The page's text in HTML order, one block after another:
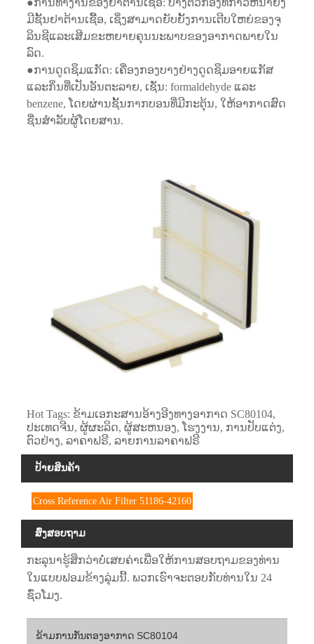
ມີຊັ້ນຢາຕ້ານເຊື້ອ, ເຊິ່ງສາມາດຍັບຍັ້ງການເຕີບໃຫຍ່ຂອງຈຸ
ລິນຊີແລະເສີມຂະຫຍາຍຄຸນນະພາບຂອງອາກາດພາຍໃນ
ລົດ.
●ການດູດຊຶມແກັດ: ເຄື່ອງກອງບາງຢ່າງດູດຊຶມອາຍແກັສ
ແລະກິ່ນທີ່ເປັນອັນຕະລາຍ, ເຊັ່ນ: formaldehyde ແລະ
benzene, ໂດຍຜ່ານຊັ້ນກາກບອນທີ່ມີກະຕຸ້ນ, ໃຫ້ອາກາດສົດ
ຊື່ນສໍາລັບຜູ້ໂດຍສານ.
Hot Tags: ຂ້າມເອກະສານອ້າງອີງທາງອາກາດ SC80104,
ປະເທດຈີນ, ຜູ້ຜະລິດ, ຜູ້ສະຫນອງ, ໂຮງງານ, ການປັບແຕ່ງ,
ຕົວຢ່າງ, ລາຄາຟຣີ, ລາຍການລາຄາຟຣີ
ປ້າຍສິນຄ້າ
Cross Reference Air Filter 51186-42160
ສົ່ງສອບຖາມ
ກະລຸນາຮູ້ສຶກວ່າບໍ່ເສຍຄ່າເພື່ອໃຫ້ການສອບຖາມຂອງທ່ານ
ໃນແບບຟອມຂ້າງລຸ່ມນີ້. ພວກເຮົາຈະຕອບກັບທ່ານໃນ 24
ຊົ່ວໂມງ.